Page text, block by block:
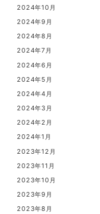
2024年10月
2024年9月
2024年8月
2024年7月
2024年6月
2024年5月
2024年4月
2024年3月
2024年2月
2024年1月
2023年12月
2023年11月
2023年10月
2023年9月
2023年8月